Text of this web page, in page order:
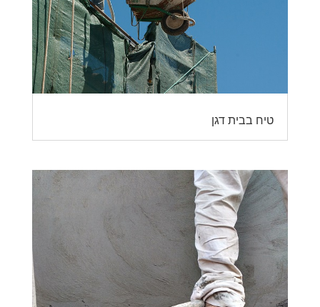
טיח בבית דגן